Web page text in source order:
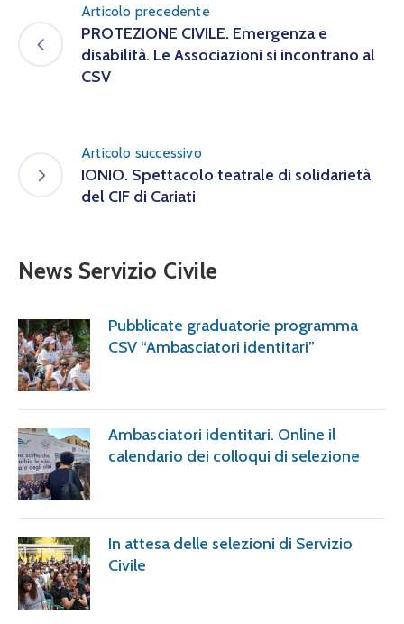
Articolo precedente
PROTEZIONE CIVILE. Emergenza e
disabilità. Le Associazioni si incontrano al
CSV
Articolo successivo
IONIO. Spettacolo teatrale di solidarietà
del CIF di Cariati
News Servizio Civile
Pubblicate graduatorie programma
CSV “Ambasciatori identitari”
Ambasciatori identitari. Online il
calendario dei colloqui di selezione
In attesa delle selezioni di Servizio
Civile